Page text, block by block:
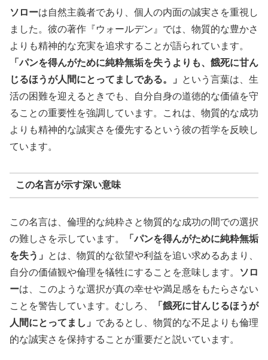
ソローは自然主義者であり、個人の内面の誠実さを重視し
ました。彼の著作『ウォールデン』では、物質的な豊かさ
よりも精神的な充実を追求することが語られています。
「パンを得んがために純粋無垢を失うよりも、餓死に甘ん
じるほうが人間にとってましである。」
という言葉は、生
活の困難を迎えるときでも、自分自身の道徳的な価値を守
ることの重要性を強調しています。これは、物質的な成功
よりも精神的な誠実さを優先するという彼の哲学を反映し
ています。
この名言が示す深い意味
この名言は、倫理的な純粋さと物質的な成功の間での選択
の難しさを示しています。
「パンを得んがために純粋無垢
を失う」
とは、物質的な欲望や利益を追い求めるあまり、
自分の価値観や倫理を犠牲にすることを意味します。
ソロ
ーは、このような選択が真の幸せや満足感をもたらさない
ことを警告しています。むしろ、
「餓死に甘んじるほうが
人間にとってまし」 であるとし、物質的な不足よりも倫理
的な誠実さを保持することが重要だと説いています。